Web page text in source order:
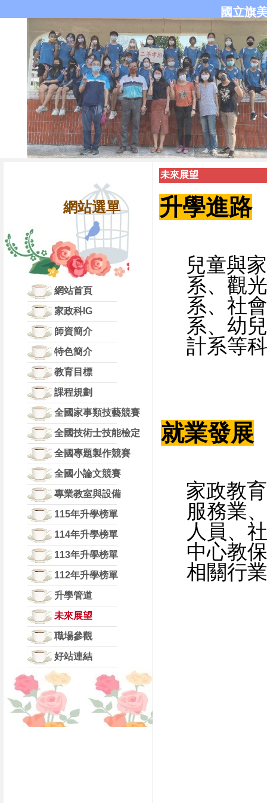
國立旗
網站選單
網站首頁
家政科IG
師資簡介
特色簡介
教育目標
課程規劃
全國家事類技藝競賽
全國技術士技能檢定
全國專題製作競賽
全國小論文競賽
專業教室與設備
115年升學榜單
114年升學榜單
113年升學榜單
112年升學榜單
升學管道
未來展望
職場參觀
好站連結
未來展望
升學進路
兒童與
系、觀
系、社
系、幼
計系等
就業發展
家政教
服務業
人員、
中心教
相關行